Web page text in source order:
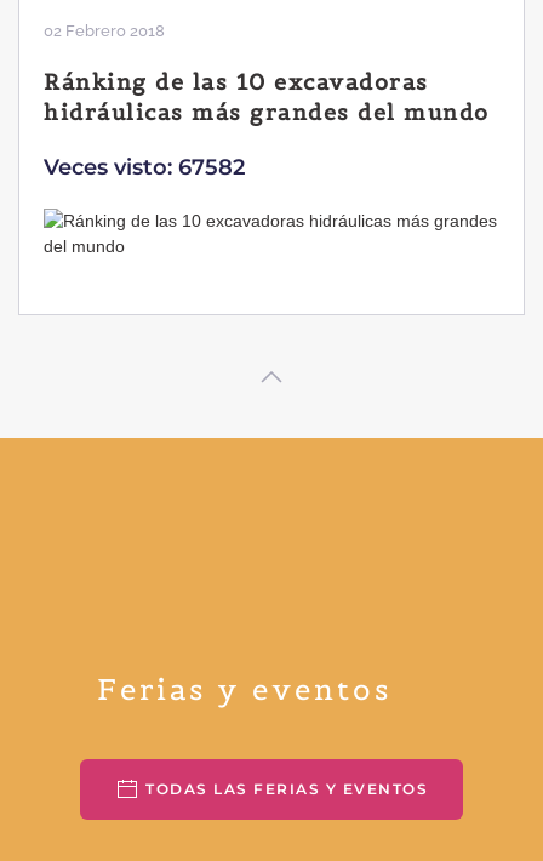
02 Febrero 2018
Ránking de las 10 excavadoras
hidráulicas más grandes del mundo
Veces visto: 67582
Ferias y eventos
TODAS LAS FERIAS Y EVENTOS